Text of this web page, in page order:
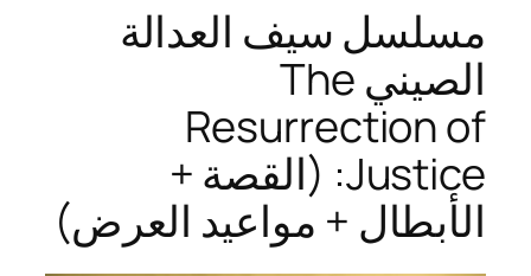
مسلسل سيف العدالة
الصيني The
Resurrection of
Justice: (القصة +
الأبطال + مواعيد العرض)